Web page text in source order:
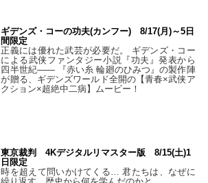
ギデンズ・コーの功夫(カンフー) 8/17(月)～5日
間限定
正義には優れた武芸が必要だ。 ギデンズ・コー
による武侠ファンタジー小説『功夫』発表から
四半世紀―― 『赤い糸 輪廻のひみつ』の製作陣
が贈る、ギデンズワールド全開の【青春×武侠ア
クション×超絶中二病】ムービー！
東京裁判 4Kデジタルリマスター版 8/15(土)1
日限定
時を超えて問いかけてくる… 君たちは、なぜに